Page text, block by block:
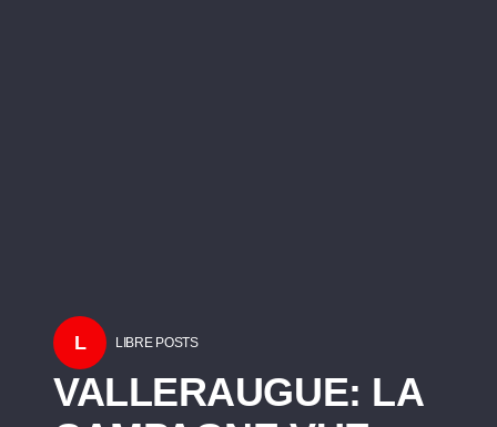
L LIBRE POSTS
VALLERAUGUE: LA